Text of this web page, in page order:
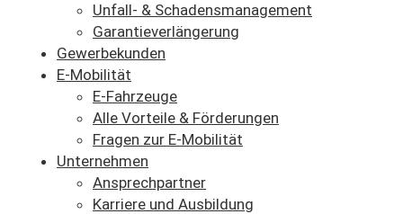
Unfall- & Schadensmanagement
Garantieverlängerung
Gewerbekunden
E-Mobilität
E-Fahrzeuge
Alle Vorteile & Förderungen
Fragen zur E-Mobilität
Unternehmen
Ansprechpartner
Karriere und Ausbildung